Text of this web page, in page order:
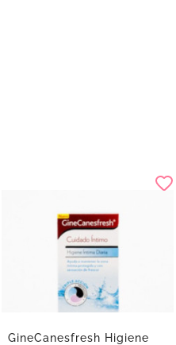
GineCanesfresh Higiene